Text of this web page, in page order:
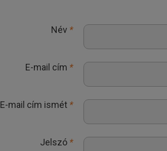
Név *
E-mail cím *
E-mail cím ismét *
Jelszó *